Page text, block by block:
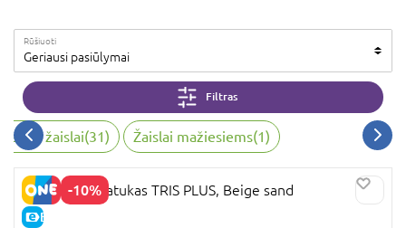
praktiškumą, kad būtų patenkinti modernių
šeimų poreikiai.
Pasitikėkite Lionelo – prekės ženklu, kuris padeda
lengviau keliauti, ilsėtis ir auginti mažylius.
Aukščiausi kokybės standartai ir šiuolaikiškas
dizainas užtikrina, kad kiekviena akimirka su šeima
taptų dar malonesnė. Lionelo – jūsų šeimos
patikimas partneris kasdieniame gyvenime.
Rūšiuoti
Geriausi pasiūlymai
Filtras
Lauko žaislai(31) Žaislai mažiesiems(1)
-10%
E-KAINA
LIONELO triratukas TRIS PLUS, Beige sand